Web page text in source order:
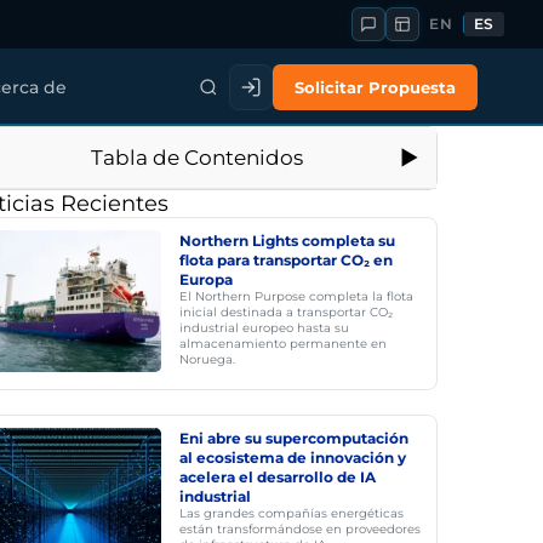
EN ES
de Solicitar Propuesta
Tabla de Contenidos
Recientes
Northern Lights completa su
flota para transportar CO₂ en
Europa
El Northern Purpose completa la flota
inicial destinada a transportar CO₂
industrial europeo hasta su
almacenamiento permanente en
Noruega.
Eni abre su supercomputación
al ecosistema de innovación y
acelera el desarrollo de IA
industrial
Las grandes compañías energéticas
están transformándose en proveedores